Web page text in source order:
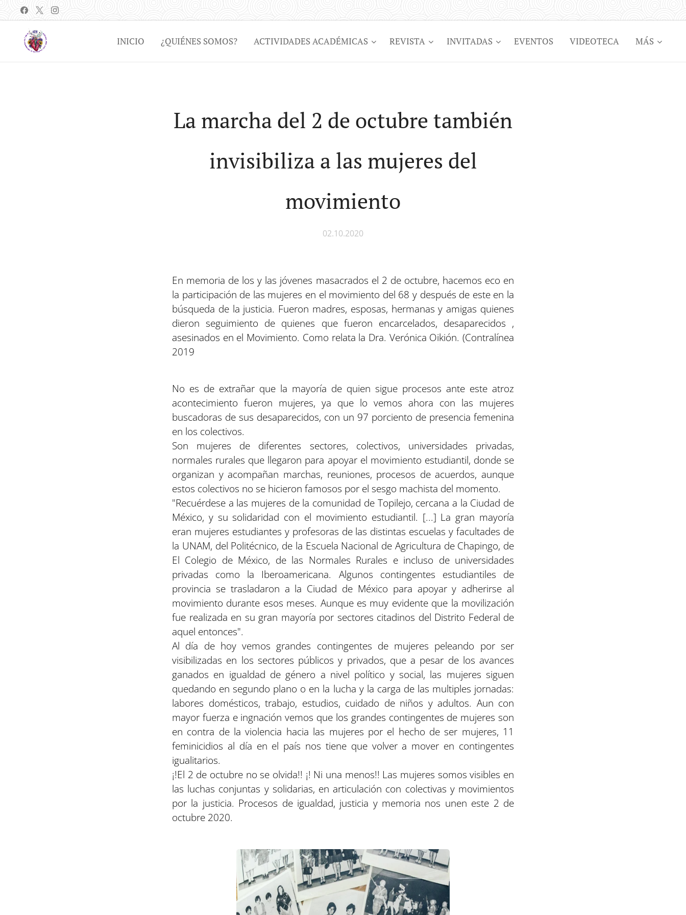
INICIO ¿QUIÉNES SOMOS? ACTIVIDADES ACADÉMICAS REVISTA INVITADAS EVENTOS VIDEOTECA MÁS
La marcha del 2 de octubre también
invisibiliza a las mujeres del
movimiento
02.10.2020
En memoria de los y las jóvenes masacrados el 2 de octubre, hacemos eco en
la participación de las mujeres en el movimiento del 68 y después de este en la
búsqueda de la justicia. Fueron madres, esposas, hermanas y amigas quienes
dieron seguimiento de quienes que fueron encarcelados, desaparecidos ,
asesinados en el Movimiento. Como relata la Dra. Verónica Oikión. (Contralínea
2019
No es de extrañar que la mayoría de quien sigue procesos ante este atroz
acontecimiento fueron mujeres, ya que lo vemos ahora con las mujeres
buscadoras de sus desaparecidos, con un 97 porciento de presencia femenina
en los colectivos.
Son mujeres de diferentes sectores, colectivos, universidades privadas,
normales rurales que llegaron para apoyar el movimiento estudiantil, donde se
organizan y acompañan marchas, reuniones, procesos de acuerdos, aunque
estos colectivos no se hicieron famosos por el sesgo machista del momento.
"Recuérdese a las mujeres de la comunidad de Topilejo, cercana a la Ciudad de
México, y su solidaridad con el movimiento estudiantil. [...] La gran mayoría
eran mujeres estudiantes y profesoras de las distintas escuelas y facultades de
la UNAM, del Politécnico, de la Escuela Nacional de Agricultura de Chapingo, de
El Colegio de México, de las Normales Rurales e incluso de universidades
privadas como la Iberoamericana. Algunos contingentes estudiantiles de
provincia se trasladaron a la Ciudad de México para apoyar y adherirse al
movimiento durante esos meses. Aunque es muy evidente que la movilización
fue realizada en su gran mayoría por sectores citadinos del Distrito Federal de
aquel entonces".
Al día de hoy vemos grandes contingentes de mujeres peleando por ser
visibilizadas en los sectores públicos y privados, que a pesar de los avances
ganados en igualdad de género a nivel político y social, las mujeres siguen
quedando en segundo plano o en la lucha y la carga de las multiples jornadas:
labores domésticos, trabajo, estudios, cuidado de niños y adultos. Aun con
mayor fuerza e ingnación vemos que los grandes contingentes de mujeres son
en contra de la violencia hacia las mujeres por el hecho de ser mujeres, 11
feminicidios al día en el país nos tiene que volver a mover en contingentes
igualitarios.
¡!El 2 de octubre no se olvida!! ¡! Ni una menos!! Las mujeres somos visibles en
las luchas conjuntas y solidarias, en articulación con colectivas y movimientos
por la justicia. Procesos de igualdad, justicia y memoria nos unen este 2 de
octubre 2020.